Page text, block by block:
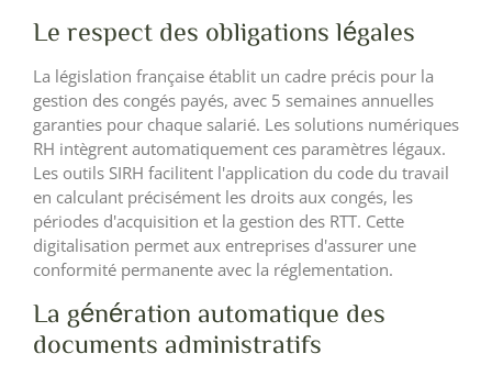
Le respect des obligations légales
La législation française établit un cadre précis pour la
gestion des congés payés, avec 5 semaines annuelles
garanties pour chaque salarié. Les solutions numériques
RH intègrent automatiquement ces paramètres légaux.
Les outils SIRH facilitent l'application du code du travail
en calculant précisément les droits aux congés, les
périodes d'acquisition et la gestion des RTT. Cette
digitalisation permet aux entreprises d'assurer une
conformité permanente avec la réglementation.
La génération automatique des
documents administratifs